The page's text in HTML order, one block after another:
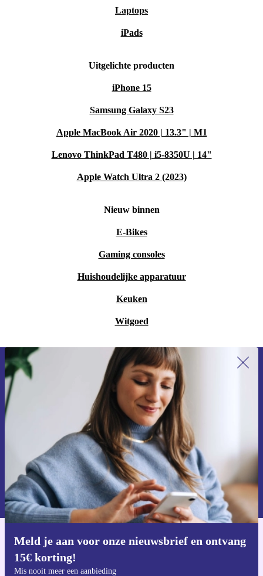
Laptops
iPads
Uitgelichte producten
iPhone 15
Samsung Galaxy S23
Apple MacBook Air 2020 | 13.3" | M1
Lenovo ThinkPad T480 | i5-8350U | 14"
Apple Watch Ultra 2 (2023)
Nieuw binnen
E-Bikes
Gaming consoles
Huishoudelijke apparatuur
Keuken
Witgoed
Meld je aan voor onze nieuwsbrief en ontvang
15€ korting!
Mis nooit meer een aanbieding
Meld je aan voor onze nieuwsbrief en
ontvang €15 korting!
Mis nooit meer een aanbieding.
Voucher aanvragen
Informatie over het gebruik van persoonsgegevens vind je in ons
privacybeleid
Download de refurbed app